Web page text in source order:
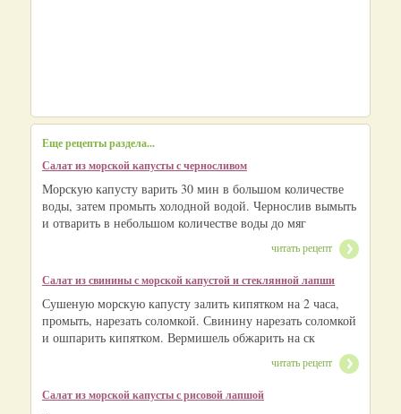
Еще рецепты раздела...
Салат из морской капусты с черносливом
Морскую капусту варить 30 мин в большом количестве
воды, затем промыть холодной водой. Чернослив вымыть
и отварить в небольшом количестве воды до мяг
читать рецепт
Салат из свинины с морской капустой и стеклянной лапши
Сушеную морскую капусту залить кипятком на 2 часа,
промыть, нарезать соломкой. Свинину нарезать соломкой
и ошпарить кипятком. Вермишель обжарить на ск
читать рецепт
Салат из морской капусты с рисовой лапшой